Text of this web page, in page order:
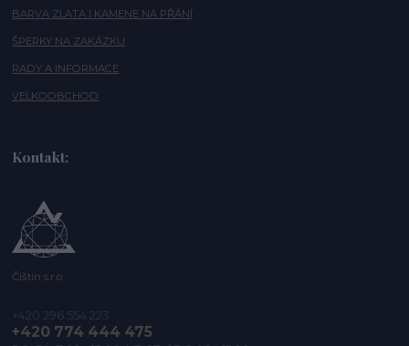
BARVA ZLATA I KAMENE NA PŘÁNÍ
ŠPERKY NA ZAKÁZKU
RADY A INFORMACE
VELKOOBCHOD
Kontakt:
Čištín s.r.o.
+420 296 554 223
+420 774 444 475